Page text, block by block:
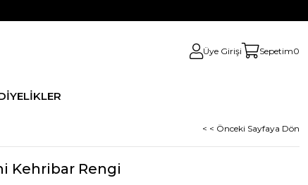
Üye Girişi Sepetim0
< < Önceki Sayfaya Dön
Kehribar Rengi